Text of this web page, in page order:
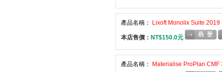
產品名稱： Lixoft Monolix Suite
本店售價： NT$150.0元
產品名稱： Materialise ProPlan